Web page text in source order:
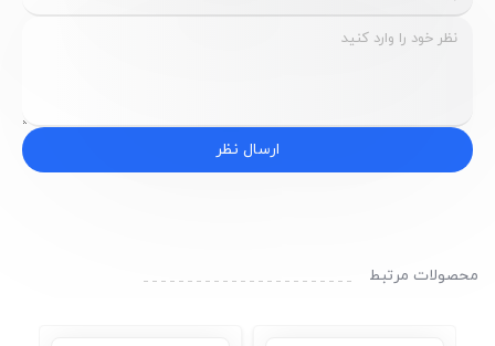
ارسال نظر
محصولات مرتبط